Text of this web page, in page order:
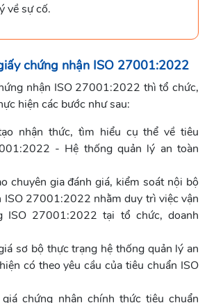
về sự cố.
chứng nhận ISO 27001:2022
nhận ISO 27001:2022 thì tổ chức,
hiện các bước như sau:
nhận thức, tìm hiểu cụ thể về tiêu
- Hệ thống quản lý an toàn
chuyên gia đánh giá, kiểm soát nội bộ
ISO 27001:2022 nhằm duy trì việc vận
ISO 27001:2022 tại tổ chức, doanh
sơ bộ thực trạng hệ thống quản lý an
có theo yêu cầu của tiêu chuẩn ISO
chứng nhận chính thức tiêu chuẩn